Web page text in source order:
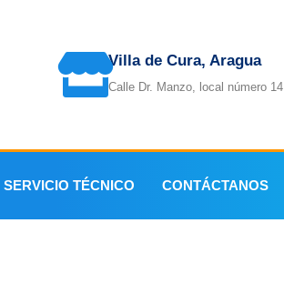
Villa de Cura, Aragua
Calle Dr. Manzo, local número 14
SERVICIO TÉCNICO CONTÁCTANOS